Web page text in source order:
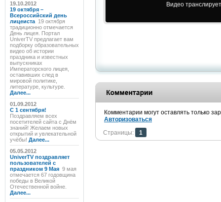
19.10.2012
19 октября –
Всероссийский день
лицеиста 19 октября
традиционно отмечается
День лицея. Портал
UniverTV предлагает вам
подборку образовательных
видео об истории
праздника и известных
выпускниках
Императорского лицея,
оставивших след в
мировой политике,
литературе, культуре.
Далее...
01.09.2012
C 1 сентября!
Поздравляем всех
посетителей сайта с Днём
знаний! Желаем новых
открытий и увлекательной
учёбы! Далее...
05.05.2012
UniverTV поздравляет
пользователей с
праздником 9 Мая 9 мая
отмечается 67 годовщина
победы в Великой
Отечественной войне.
Далее...
Видео
Комментарии могут оставлять только
Авторизоваться
Страницы:
1